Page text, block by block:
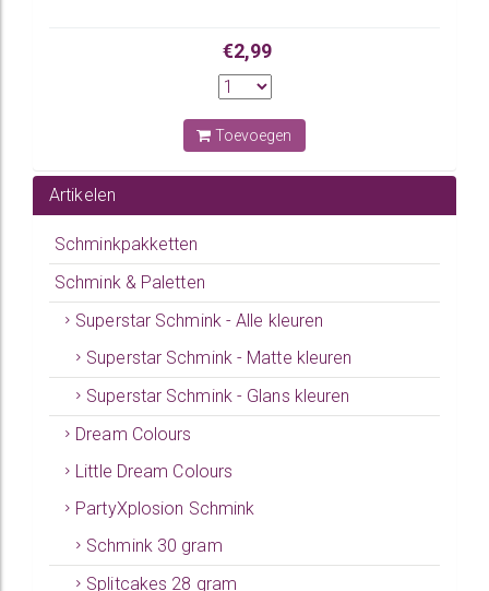
€2,99
Toevoegen
Artikelen
Schminkpakketten
Schmink & Paletten
Superstar Schmink - Alle kleuren
Superstar Schmink - Matte kleuren
Superstar Schmink - Glans kleuren
Dream Colours
Little Dream Colours
PartyXplosion Schmink
Schmink 30 gram
Splitcakes 28 gram